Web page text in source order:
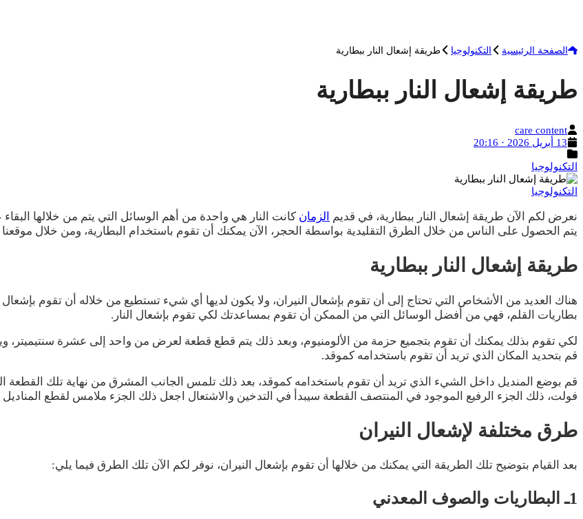
الصفحة الرئيسية التكنولوجيا طريقة إشعال النار ببطارية
طريقة إشعال النار ببطارية
الكاتب
care content
تاريخ
13 أبريل 2026 · 20:16
التكنولوجيا
التكنولوجيا
نعرض لكم الآن طريقة إشعال النار ببطارية، في قديم الزمان كانت النار هي واحدة من أهم الوسائل التي يتم من خلالها
يتم الحصول على الناس من خلال الطرق التقليدية بواسطة الحجر، الآن يمكنك أن تقوم باستخدام البطارية، ومن خلال موقعنا
طريقة إشعال النار ببطارية
هناك العديد من الأشخاص التي تحتاج إلى أن تقوم بإشعال النيران، ولا يكون لديها أي شيء تستطيع من خلاله أن تقوم بإشعال
بطاريات القلم، فهي من أفضل الوسائل التي من الممكن أن تقوم بمساعدتك لكي تقوم بإشعال النار.
لكي تقوم بذلك يمكنك أن تقوم بتجميع حزمة من الألومنيوم، وبعد ذلك يتم قطع قطعة لعرض من واحد إلى عشرة سنتيميتر،
قم بتحديد المكان الذي تريد أن تقوم باستخدامه كموقد.
فولت، ذلك الجزء الرفيع الموجود في المنتصف القطعة سيبدأ في التدخين والاشتعال اجعل ذلك الجزء ملامس لقطع
طرق مختلفة لإشعال النيران
بعد القيام بتوضيح تلك الطريقة التي يمكنك من خلالها أن تقوم بإشعال النيران، نوفر لكم الآن تلك الطرق فيما يلي:
1ـ البطاريات والصوف المعدني